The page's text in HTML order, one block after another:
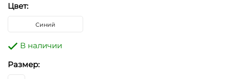
Цвет:
Синий
В наличии
Размер: